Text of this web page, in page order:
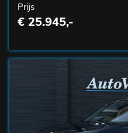
Prijs
€ 25.945,-